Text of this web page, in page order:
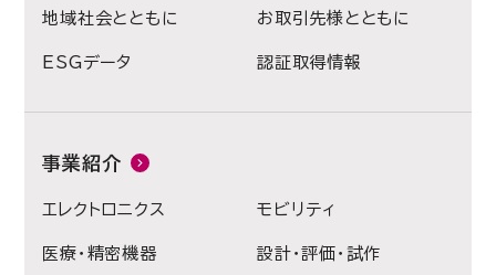
地域社会とともに お取引先様とともに
ESGデータ 認証取得情報
事業紹介
エレクトロニクス モビリティ
医療・精密機器 設計・評価・試作